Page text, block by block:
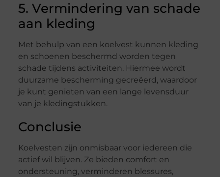
5. Vermindering van schade
aan kleding
Met behulp van een koelvest kunnen kleding
en schoenen beschermd worden tegen
schade tijdens activiteiten. Hiermee wordt
duurzame bescherming gecreëerd, waardoor
je kunt genieten van een lange levensduur
van je kledingstukken.
Conclusie
Koelvesten zijn onmisbaar voor iedereen die
actief wil blijven. Ze bieden comfort en
ondersteuning, verminderen blessures,